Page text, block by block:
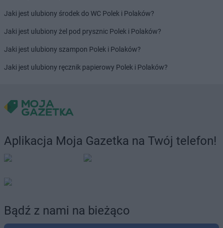
Jaki jest ulubiony środek do WC Polek i Polaków?
Jaki jest ulubiony żel pod prysznic Polek i Polaków?
Jaki jest ulubiony szampon Polek i Polaków?
Jaki jest ulubiony ręcznik papierowy Polek i Polaków?
Aplikacja Moja Gazetka na Twój telefon!
Bądź z nami na bieżąco